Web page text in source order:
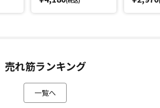
売れ筋ランキング
一覧へ